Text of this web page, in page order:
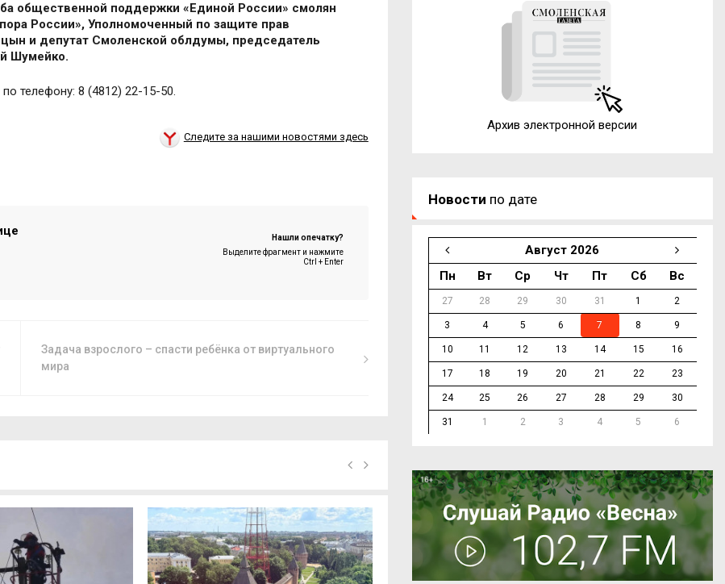
общественной поддержки «Единой России» смолян
России», Уполномоченный по защите прав
и депутат Смоленской облдумы, председатель
Шумейко.
телефону: 8 (4812) 22-15-50.
Следите за нашими новостями здесь
Нашли опечатку?
Выделите фрагмент и нажмите
Ctrl + Enter
Задача взрослого – спасти ребёнка от виртуального
мира
Архив электронной версии
Новости по дате
Август 2026
Пн
Вт Ср Чт Пт Сб Вс
27 28 29 30 31 1 2
3 4 5 6 7 8 9
10 11 12 13 14 15 16
17 18 19 20 21 22 23
24 25 26 27 28 29 30
31 1 2 3 4 5 6